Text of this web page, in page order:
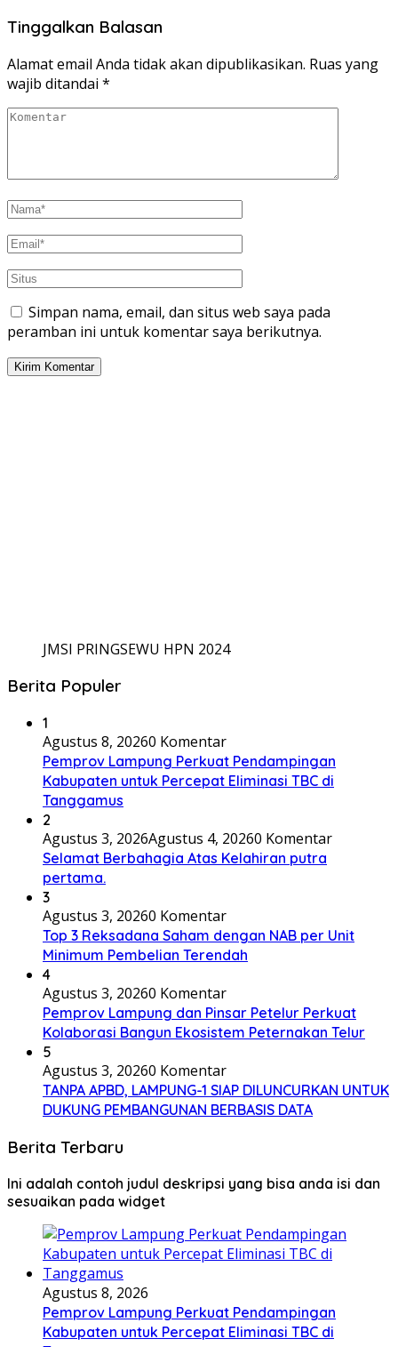
Tinggalkan Balasan
Alamat email Anda tidak akan dipublikasikan. Ruas yang
wajib ditandai *
Simpan nama, email, dan situs web saya pada
peramban ini untuk komentar saya berikutnya.
JMSI PRINGSEWU HPN 2024
Berita Populer
1
Agustus 8, 20260 Komentar
Pemprov Lampung Perkuat Pendampingan
Kabupaten untuk Percepat Eliminasi TBC di
Tanggamus
2
Agustus 3, 2026Agustus 4, 20260 Komentar
Selamat Berbahagia Atas Kelahiran putra
pertama.
3
Agustus 3, 20260 Komentar
Top 3 Reksadana Saham dengan NAB per Unit
Minimum Pembelian Terendah
4
Agustus 3, 20260 Komentar
Pemprov Lampung dan Pinsar Petelur Perkuat
Kolaborasi Bangun Ekosistem Peternakan Telur
5
Agustus 3, 20260 Komentar
TANPA APBD, LAMPUNG-1 SIAP DILUNCURKAN UNTUK
DUKUNG PEMBANGUNAN BERBASIS DATA
Berita Terbaru
Ini adalah contoh judul deskripsi yang bisa anda isi dan
sesuaikan pada widget
Agustus 8, 2026
Pemprov Lampung Perkuat Pendampingan
Kabupaten untuk Percepat Eliminasi TBC di